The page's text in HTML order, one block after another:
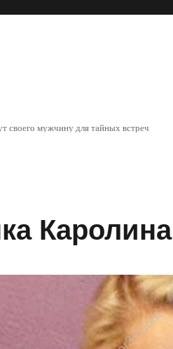
своего мужчину для тайных встреч
Каролина